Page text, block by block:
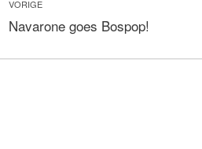
navigatie
VORIGE
Vorig
Navarone goes Bospop!